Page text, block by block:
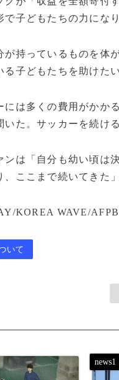
で子どもたちの力にな
が持っているものを体
る子どもたちを助けた
には多くの費用がかか
いた。サッカーを続け
ンは「自分も幼い頃は
ここまで続いてきた
KOREA WAVE/
いて